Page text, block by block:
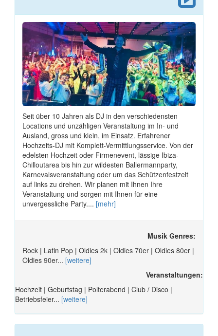
Seit über 10 Jahren als DJ in den verschiedensten
Locations und unzähligen Veranstaltung im In- und
Ausland, gross und klein, im Einsatz. Erfahrener
Hochzeits-DJ mit Komplett-Vermittlungsservice. Von der
edelsten Hochzeit oder Firmenevent, lässige Ibiza-
Chilloutarea bis hin zur wildesten Ballermannparty,
Karnevalsveranstaltung oder um das Schützenfestzelt
auf links zu drehen. Wir planen mit Ihnen Ihre
Veranstaltung und sorgen mit Ihnen für eine
unvergessliche Party.... [mehr]
Musik Genres:
Rock | Latin Pop | Oldies 2k | Oldies 70er | Oldies 80er |
Oldies 90er... [weitere]
Veranstaltungen:
Hochzeit | Geburtstag | Polterabend | Club / Disco |
Betriebsfeier... [weitere]